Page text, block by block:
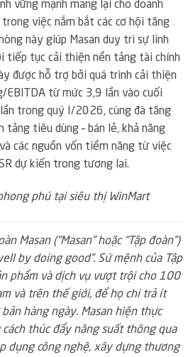
vững mạnh mang lại cho doanh
việc nắm bắt các cơ hội tăng
này giúp Masan duy trì sự linh
tiếp tục cải thiện nền tảng tài chính
được hỗ trợ bởi quá trình cải thiện
từ mức 3,9 lần vào cuối
trong quý I/2026, cùng đà tăng
tảng tiêu dùng – bán lẻ, khả năng
các nguồn vốn tiềm năng từ việc
dự kiến trong tương lai.
phú tại siêu thị WinMart
Masan (“Masan” hoặc “Tập đoàn”)
by doing good”. Sứ mệnh của Tập
phẩm và dịch vụ vượt trội cho 100
và trên thế giới, để họ chi trả ít
hàng ngày. Masan hiện thực
thúc đẩy năng suất thông qua
dụng công nghệ, xây dựng thương